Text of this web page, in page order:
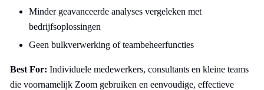
Minder geavanceerde analyses vergeleken met
bedrijfsoplossingen
Geen bulkverwerking of teambeheerfuncties
Best For: Individuele medewerkers, consultants en kleine teams
die voornamelijk Zoom gebruiken en eenvoudige, effectieve